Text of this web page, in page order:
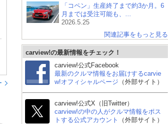
「コペン」生産終了まで約3か月。6
月までは受注可能も、...
2026.5.25
関連記事をもっと見る
carview!の最新情報をチェック！
carview!公式Facebook
最新のクルマ情報をお届けするcarvie
w!オフィシャルページ （外部サイト）
carview!公式X（旧Twitter）
carview!の中の人がクルマ情報をポス
トする公式アカウント
（外部サイト）